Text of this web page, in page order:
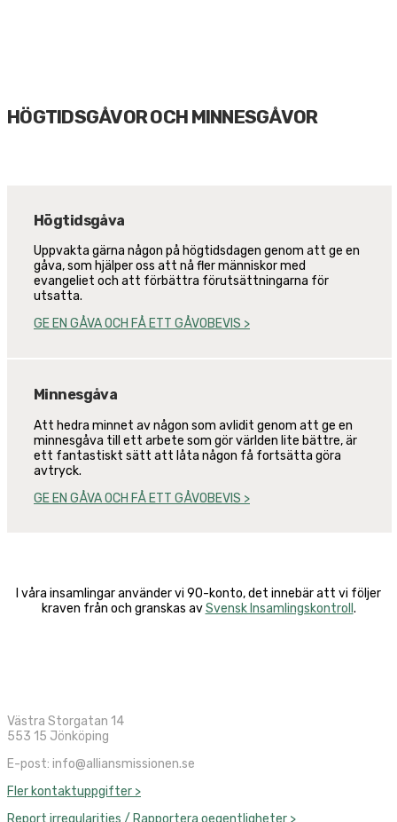
HÖGTIDSGÅVOR OCH MINNESGÅVOR
Högtidsgåva
Uppvakta gärna någon på högtidsdagen genom att ge en
gåva, som hjälper oss att nå fler människor med
evangeliet och att förbättra förutsättningarna för
utsatta.
GE EN GÅVA OCH FÅ ETT GÅVOBEVIS >
Minnesgåva
Att hedra minnet av någon som avlidit genom att ge en
minnesgåva till ett arbete som gör världen lite bättre, är
ett fantastiskt sätt att låta någon få fortsätta göra
avtryck.
GE EN GÅVA OCH FÅ ETT GÅVOBEVIS >
I våra insamlingar använder vi 90-konto, det innebär att vi följer
kraven från och granskas avSvensk Insamlingskontroll .
Västra Storgatan 14
553 15 Jönköping
E-post: info@alliansmissionen.se
Fler kontaktuppgifter >
Report irregularities / Rapportera oegentligheter >